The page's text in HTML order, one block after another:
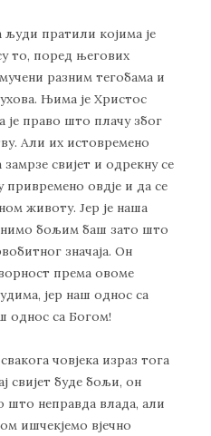
људи пратили којима је
то, поред његових
разним тегобама и
Њима је Христос
је право што плачу због
Али их истовремено
свијет и одрекну се
овдје и да се
животу. Јер је наша
бољим баш зато што
значаја. Он
према овоме
јер наш однос са
однос са Богом!
човјека израз тога
свијет буде бољи, он
што неправда влада, али
ишчекјемо вјечно